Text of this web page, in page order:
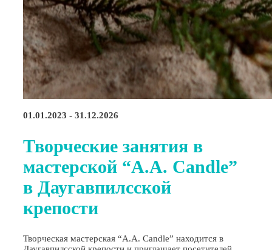
01.01.2023 - 31.12.2026
Творческие занятия в
мастерской “A.A. Candle”
в Даугавпилсской
крепости
Творческая мастерская “A.A. Candle” находится в